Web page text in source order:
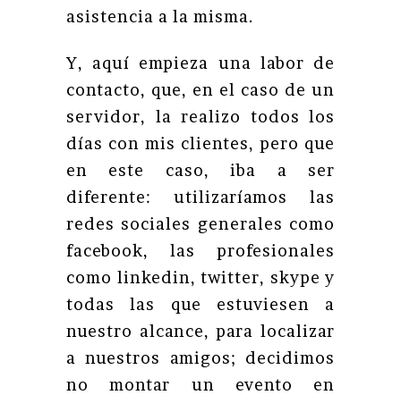
asistencia a la misma.
Y, aquí empieza una labor de
contacto, que, en el caso de un
servidor, la realizo todos los
días con mis clientes, pero que
en este caso, iba a ser
diferente: utilizaríamos las
redes sociales generales como
facebook, las profesionales
como linkedin, twitter, skype y
todas las que estuviesen a
nuestro alcance, para localizar
a nuestros amigos; decidimos
no montar un evento en